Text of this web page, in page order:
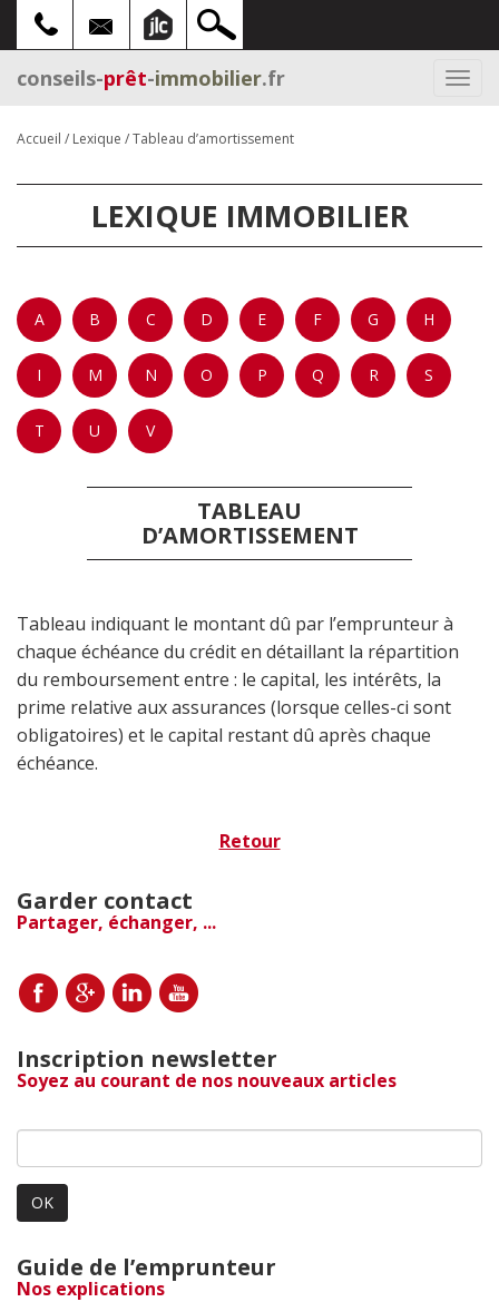
conseils-prêt-immobilier.fr
Accueil / Lexique /Tableau d’amortissement
LEXIQUE IMMOBILIER
A B C D E F G H
I M N O P Q R S
T U V
TABLEAU
D’AMORTISSEMENT
Tableau indiquant le montant dû par l’emprunteur à
chaque échéance du crédit en détaillant la répartition
du remboursement entre : le capital, les intérêts, la
prime relative aux assurances (lorsque celles-ci sont
obligatoires) et le capital restant dû après chaque
échéance.
Retour
Garder contact
Partager, échanger, ...
Inscription newsletter
Soyez au courant de nos nouveaux articles
OK
Guide de l’emprunteur
Nos explications